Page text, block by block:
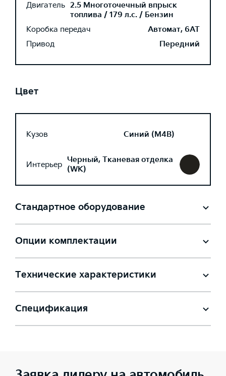
Двигатель 2.5 Многоточечный впрыск
топлива / 179 л.с. / Бензин
Коробка передач
Автомат, 6AT
Привод
Передний
Цвет
Кузов Синий (M4B)
Интерьер Черный, Тканевая отделка
(WK)
Стандартное оборудование
Опции комплектации
Технические характеристики
Спецификация